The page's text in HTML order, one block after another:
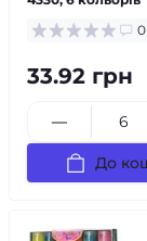
0
33.92 грн
До